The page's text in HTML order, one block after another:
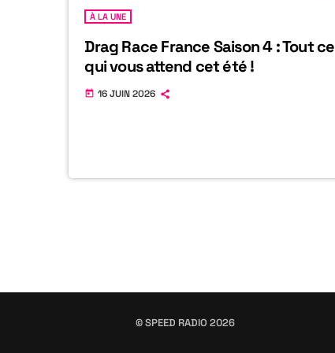
À LA UNE
Drag Race France Saison 4 : Tout ce
qui vous attend cet été !
today 16 JUIN 2026
© SPEED RADIO 2026